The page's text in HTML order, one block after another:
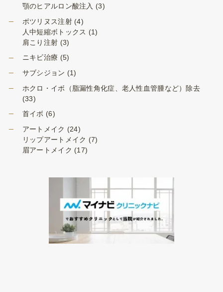
顎のヒアルロン酸注入 (3)
ボツリヌス注射(4)
人中短縮ボトックス (1)
肩こり注射 (3)
ニキビ治療 (5)
サブシジョン (1)
ホクロ・イボ（脂漏性角化症、老人性血管腫など）除去
(33)
首イボ (6)
アートメイク (24)
リップアートメイク (7)
眉アートメイク (17)